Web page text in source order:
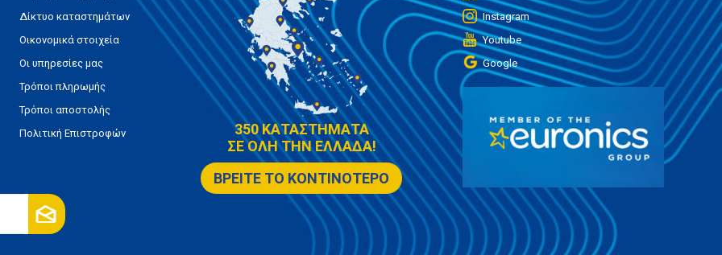
Δίκτυο καταστημάτων
Οικονομικά στοιχεία
Οι υπηρεσίες μας
Τρόποι πληρωμής
Τρόποι αποστολής
Πολιτική Επιστροφών
350 ΚΑΤΑΣΤΗΜΑΤΑ
ΣΕ ΟΛΗ ΤΗΝ ΕΛΛΑΔΑ!
ΒΡΕΙΤΕ ΤΟ ΚΟΝΤΙΝΟΤΕΡΟ
Instagram
Youtube
Google